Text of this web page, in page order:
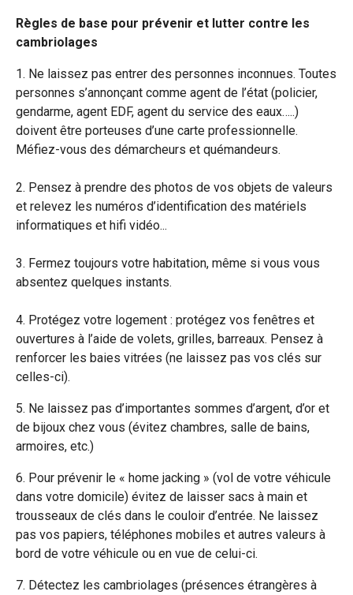
Règles de base pour prévenir et lutter contre les
cambriolages
1. Ne laissez pas entrer des personnes inconnues. Toutes
personnes s’annonçant comme agent de l’état (policier,
gendarme, agent EDF, agent du service des eaux…..)
doivent être porteuses d’une carte professionnelle.
Méfiez-vous des démarcheurs et quémandeurs.
2. Pensez à prendre des photos de vos objets de valeurs
et relevez les numéros d’identification des matériels
informatiques et hifi vidéo...
3. Fermez toujours votre habitation, même si vous vous
absentez quelques instants.
4. Protégez votre logement : protégez vos fenêtres et
ouvertures à l’aide de volets, grilles, barreaux. Pensez à
renforcer les baies vitrées (ne laissez pas vos clés sur
celles-ci).
5. Ne laissez pas d’importantes sommes d’argent, d’or et
de bijoux chez vous (évitez chambres, salle de bains,
armoires, etc.)
6. Pour prévenir le « home jacking » (vol de votre véhicule
dans votre domicile) évitez de laisser sacs à main et
trousseaux de clés dans le couloir d’entrée. Ne laissez
pas vos papiers, téléphones mobiles et autres valeurs à
bord de votre véhicule ou en vue de celui-ci.
7. Détectez les cambriolages (présences étrangères à